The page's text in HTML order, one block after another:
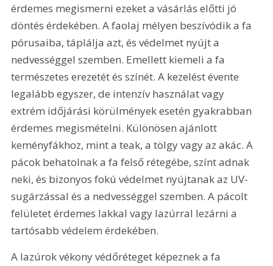
érdemes megismerni ezeket a vásárlás előtti jó
döntés érdekében. A faolaj mélyen beszívódik a fa
pórusaiba, táplálja azt, és védelmet nyújt a
nedvességgel szemben. Emellett kiemeli a fa
természetes erezetét és színét. A kezelést évente
legalább egyszer, de intenzív használat vagy
extrém időjárási körülmények esetén gyakrabban
érdemes megismételni. Különösen ajánlott
keményfákhoz, mint a teak, a tölgy vagy az akác. A
pácok behatolnak a fa felső rétegébe, színt adnak
neki, és bizonyos fokú védelmet nyújtanak az UV-
sugárzással és a nedvességgel szemben. A pácolt
felületet érdemes lakkal vagy lazúrral lezárni a
tartósabb védelem érdekében.
A lazúrok vékony védőréteget képeznek a fa